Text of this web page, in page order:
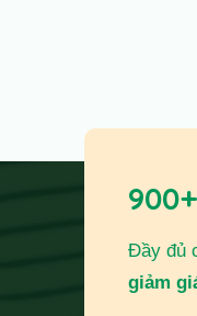
Đầy đủ
giảm